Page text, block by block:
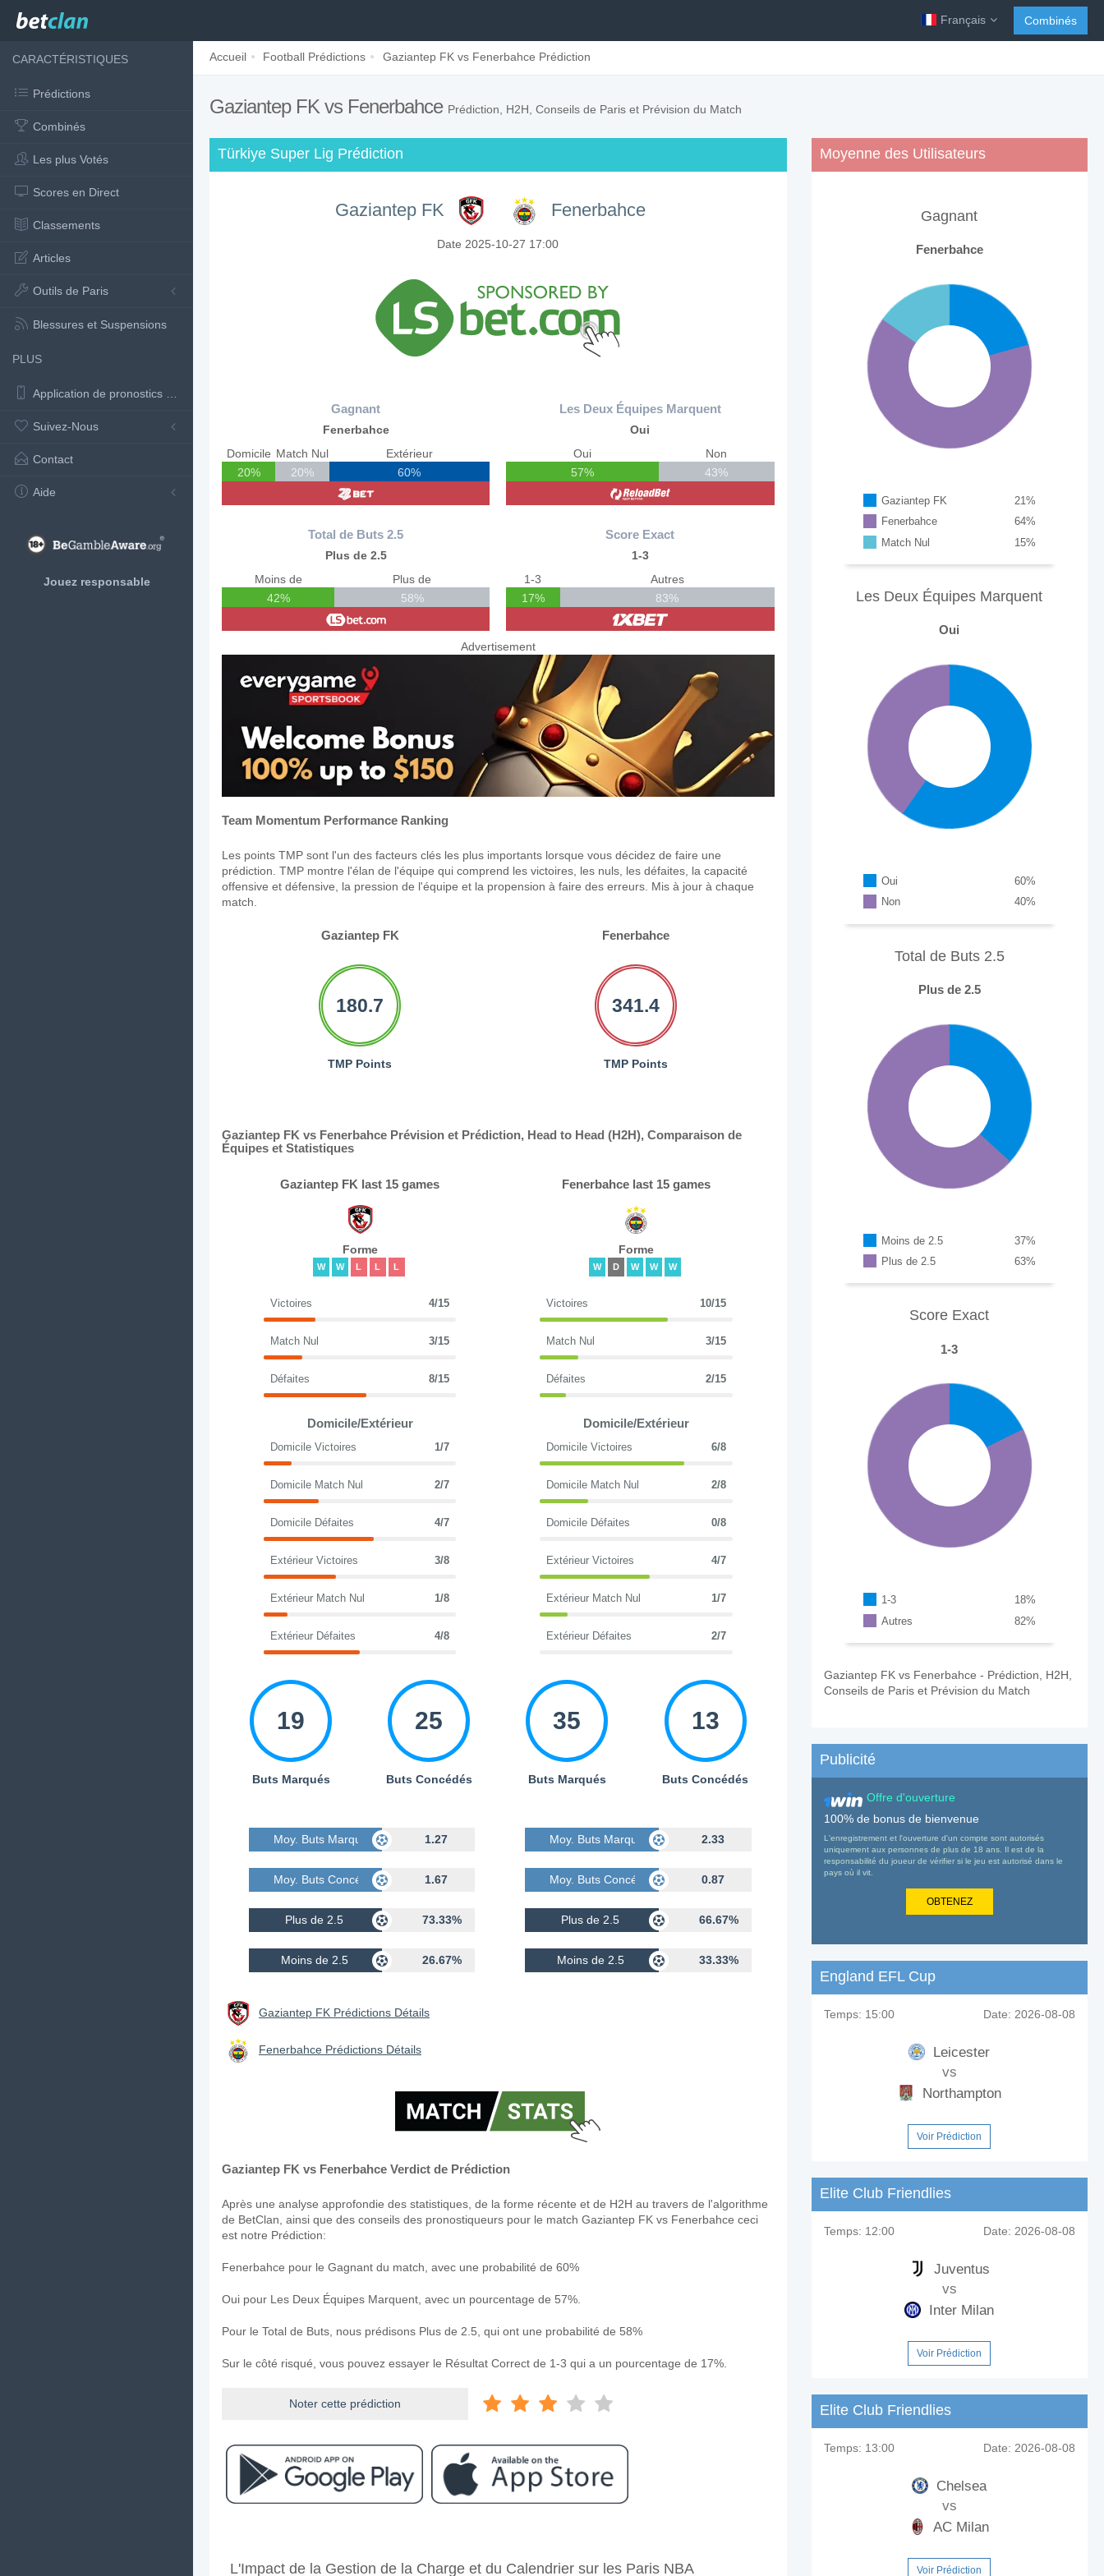
Français Combinés
CARACTÉRISTIQUES
Prédictions
Combinés
Les plus Votés
Scores en Direct
Classements
Articles
Outils de Paris
Blessures et Suspensions
PLUS
Application de pronostics de football
Suivez-Nous
Contact
Aide
Jouez responsable
Accueil Football Prédictions Gaziantep FK vs Fenerbahce Prédiction
Gaziantep FK vs Fenerbahce Prédiction, H2H, Conseils de Paris et Prévision du Match
Türkiye Super Lig Prédiction
Gaziantep FK Fenerbahce
Date 2025-10-27 17:00
Gagnant
Fenerbahce
Domicile
20%
Match Nul
20%
Extérieur
60%
Total de Buts 2.5
Plus de 2.5
Moins de
42%
Plus de
58%
Les Deux Équipes Marquent
Oui
Oui
57%
Non
43%
Score Exact
1-3
1-3
17%
Autres
83%
Advertisement
Team Momentum Performance Ranking
Les points TMP sont l'un des facteurs clés les plus importants lorsque vous décidez de faire une
prédiction. TMP montre l'élan de l'équipe qui comprend les victoires, les nuls, les défaites, la capacité
offensive et défensive, la pression de l'équipe et la propension à faire des erreurs. Mis à jour à chaque
match.
Gaziantep FK Fenerbahce
180.7
TMP Points
341.4
TMP Points
Gaziantep FK vs Fenerbahce Prévision et Prédiction, Head to Head (H2H), Comparaison de
Équipes et Statistiques
Gaziantep FK last 15 games
Forme
W W L L L
Victoires 4/15
Match Nul 3/15
Défaites 8/15
Domicile/Extérieur
Domicile Victoires 1/7
Domicile Match Nul 2/7
Domicile Défaites 4/7
Extérieur Victoires 3/8
Extérieur Match Nul 1/8
Extérieur Défaites 4/8
19
Buts Marqués
25
Buts Concédés
Moy. Buts Marqués 1.27
Moy. Buts Concédés 1.67
Plus de 2.5 73.33%
Moins de 2.5 26.67%
Fenerbahce last 15 games
Forme
W D W W W
Victoires 10/15
Match Nul 3/15
Défaites 2/15
Domicile/Extérieur
Domicile Victoires 6/8
Domicile Match Nul 2/8
Domicile Défaites 0/8
Extérieur Victoires 4/7
Extérieur Match Nul 1/7
Extérieur Défaites 2/7
35
Buts Marqués
13
Buts Concédés
Moy. Buts Marqués 2.33
Moy. Buts Concédés 0.87
Plus de 2.5 66.67%
Moins de 2.5 33.33%
Gaziantep FK Prédictions Détails
Fenerbahce Prédictions Détails
Gaziantep FK vs Fenerbahce Verdict de Prédiction
Après une analyse approfondie des statistiques, de la forme récente et de H2H au travers de l'algorithme
de BetClan, ainsi que des conseils des pronostiqueurs pour le match Gaziantep FK vs Fenerbahce ceci
est notre Prédiction:
Fenerbahce pour le Gagnant du match, avec une probabilité de 60%
Oui pour Les Deux Équipes Marquent, avec un pourcentage de 57%.
Pour le Total de Buts, nous prédisons Plus de 2.5, qui ont une probabilité de 58%
Sur le côté risqué, vous pouvez essayer le Résultat Correct de 1-3 qui a un pourcentage de 17%.
Noter cette prédiction
Le match entre Gaziantep FK v Fenerbahce 27 October 2025 17:00.
L'Impact de la Gestion de la Charge et du Calendrier sur les Paris NBA
Moyenne des Utilisateurs
Gagnant
Fenerbahce
Gaziantep FK %
21
Fenerbahce
%
64
Match Nul
%
15
Les Deux Équipes Marquent
Oui
Oui %
60
Non
%
40
Total de Buts 2.5
Plus de 2.5
Moins de 2.5 %
37
Plus de 2.5
%
63
Score Exact
1-3
1-3 %
18
Autres
%
82
Gaziantep FK vs Fenerbahce - Prédiction, H2H,
Conseils de Paris et Prévision du Match
Publicité
Offre d'ouverture
100% de bonus de bienvenue
L'enregistrement et l'ouverture d'un compte sont autorisés
uniquement aux personnes de plus de 18 ans. Il est de la
responsabilité du joueur de vérifier si le jeu est autorisé dans le
pays où il vit.
OBTENEZ
England EFL Cup
Temps: 15:00 Date: 2026-08-08
Leicester
vs
Northampton
Voir Prédiction
Elite Club Friendlies
Temps: 12:00 Date: 2026-08-08
Juventus
vs
Inter Milan
Voir Prédiction
Elite Club Friendlies
Temps: 13:00 Date: 2026-08-08
Chelsea
vs
AC Milan
Voir Prédiction